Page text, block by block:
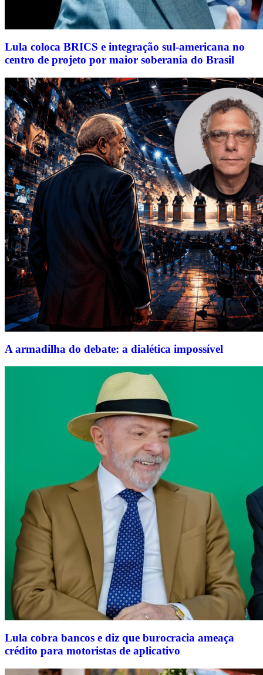
Lula coloca BRICS e integração sul-americana no
centro de projeto por maior soberania do Brasil
A armadilha do debate: a dialética impossível
Lula cobra bancos e diz que burocracia ameaça
crédito para motoristas de aplicativo